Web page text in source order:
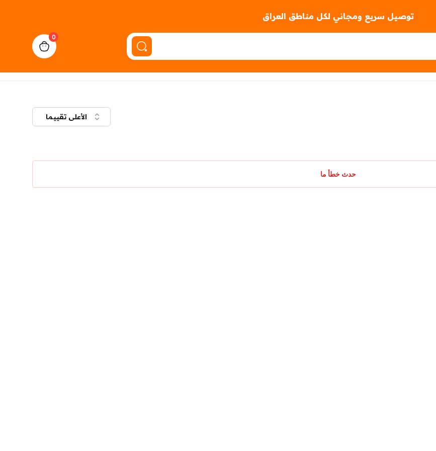
توصيل سريع ومجاني لكل مناطق العراق
0
view bag
الأعلى تقييما
حدث خطأ ما